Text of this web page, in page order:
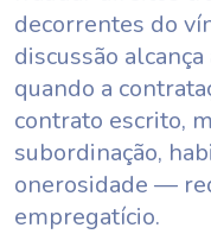
decorrentes do
discussão
quando a
contrato escrito,
subordinação,
onerosidade —
empregatício.